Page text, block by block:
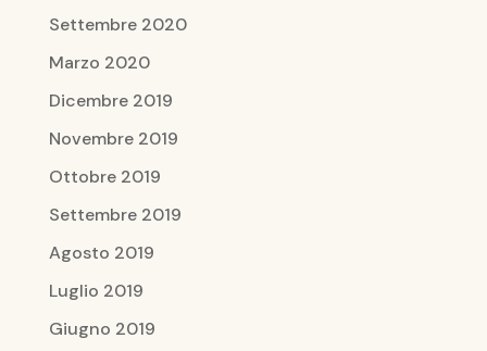
Settembre 2020
Marzo 2020
Dicembre 2019
Novembre 2019
Ottobre 2019
Settembre 2019
Agosto 2019
Luglio 2019
Giugno 2019